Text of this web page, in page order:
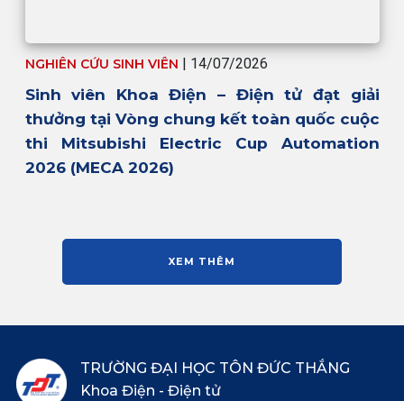
NGHIÊN CỨU SINH VIÊN | 14/07/2026
Sinh viên Khoa Điện – Điện tử đạt giải
thưởng tại Vòng chung kết toàn quốc cuộc
thi Mitsubishi Electric Cup Automation
2026 (MECA 2026)
XEM THÊM
TRƯỜNG ĐẠI HỌC TÔN ĐỨC THẮNG
Khoa Điện - Điện tử